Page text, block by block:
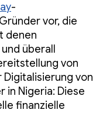
-
vor, die
denen
überall
von
Digitalisierung von
in Nigeria: Diese
finanzielle